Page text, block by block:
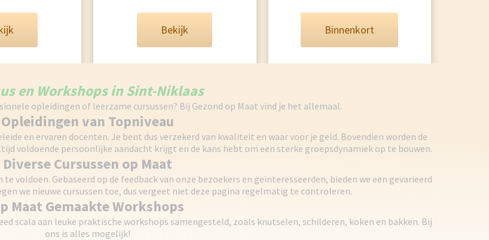
Bekijk Binnenkort
en Workshops in Sint-Niklaas
opleidingen of leerzame cursussen? Bij Gezond op Maat vind je het allemaal.
Opleidingen van Topniveau
en ervaren docenten. Je bent dus verzekerd van kwaliteit en waar voor je geld. Bovendien worden de
voldoende persoonlijke aandacht krijgt en de kans hebt om een sterke groepsdynamiek op te bouwen.
Diverse Cursussen op Maat
voldoen. Gebaseerd op de feedback van onze bezoekers en geïnteresseerden, bieden we een gevarieerd
we nieuwe cursussen toe, dus vergeet niet deze pagina regelmatig te controleren.
Maat Gemaakte Workshops
scala aan leuke praktische workshops samengesteld, zoals knutselen, schilderen, koken en bakken. Bij
ons is alles mogelijk!